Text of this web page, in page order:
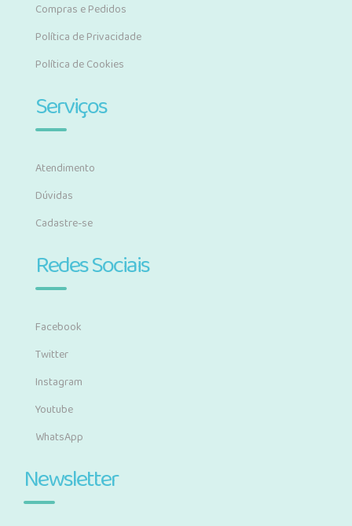
Compras e Pedidos
Política de Privacidade
Política de Cookies
Serviços
Atendimento
Dúvidas
Cadastre-se
Redes Sociais
Facebook
Twitter
Instagram
Youtube
WhatsApp
Newsletter